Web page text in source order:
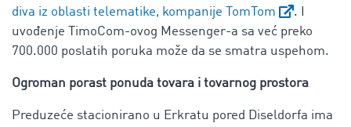
diva iz oblasti telematike, kompanije TomTom
. I
uvođenje TimoCom-ovog Messenger-a sa već preko
700.000 poslatih poruka može da se smatra uspehom.
Ogroman porast ponuda tovara i tovarnog prostora
Preduzeće stacionirano u Erkratu pored Diseldorfa ima